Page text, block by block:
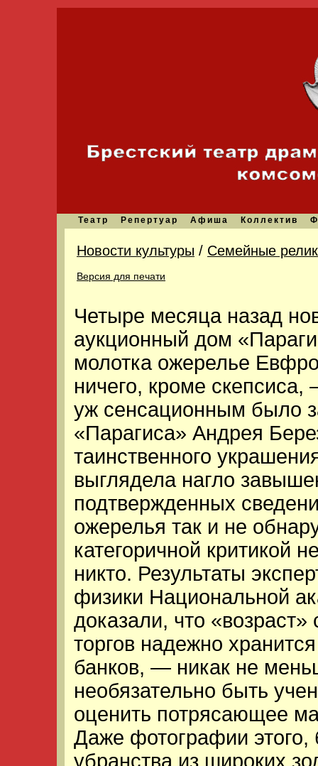
Театр Репертуар Афиша Коллектив
Новости культуры / Семейные
Версия для печати
Четыре месяца назад
аукционный дом
молотка ожерелье
ничего, кроме
уж сенсационным было
«Парагиса» Андрея
таинственного
выглядела нагло
подтвержденных
ожерелья так и не
категоричной критикой
никто. Результаты
физики Национальной
доказали, что
торгов надежно
банков, — никак не
необязательно быть
оценить потрясающее
Даже фотографии этого,
убранства из широких